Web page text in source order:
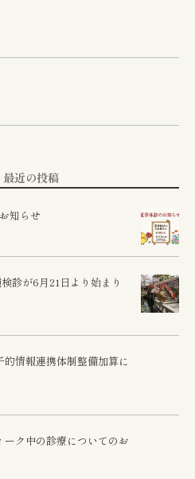
東京都江東区東砂2丁目11-
27 📞 TEL: 03-3648-3622
最近の投稿
知らせ
診が6月21日より始まり
情報連携体制整備加算に
ク中の診療についてのお